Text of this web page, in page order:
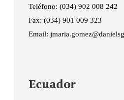
Teléfono: (034) 902 008 242
Fax: (034) 901 009 323
Email:
Ecuador